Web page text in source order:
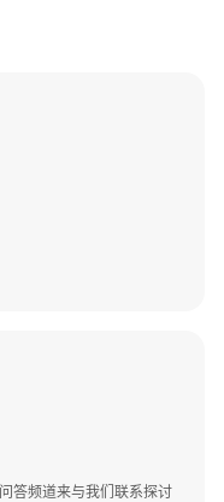
答频道来与我们联系探讨